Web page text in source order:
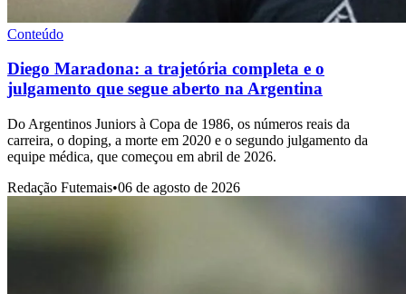
Conteúdo
Diego Maradona: a trajetória completa e o
julgamento que segue aberto na Argentina
Do Argentinos Juniors à Copa de 1986, os números reais da
carreira, o doping, a morte em 2020 e o segundo julgamento da
equipe médica, que começou em abril de 2026.
Redação Futemais•06 de agosto de 2026